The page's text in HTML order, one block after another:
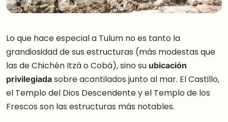
Lo que hace especial a Tulum no es tanto la
grandiosidad de sus estructuras (más modestas que
las de Chichén Itzá o Cobá), sino su ubicación
privilegiadasobre acantilados junto al mar. El Castillo,
el Templo del Dios Descendente y el Templo de los
Frescos son las estructuras más notables.